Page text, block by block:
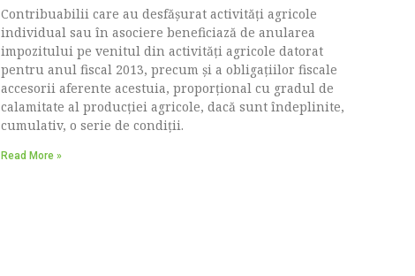
Contribuabilii care au desfăşurat activităţi agricole
individual sau în asociere beneficiază de anularea
impozitului pe venitul din activităţi agricole datorat
pentru anul fiscal 2013, precum şi a obligaţiilor fiscale
accesorii aferente acestuia, proporţional cu gradul de
calamitate al producţiei agricole, dacă sunt îndeplinite,
cumulativ, o serie de condiții.
Read More »